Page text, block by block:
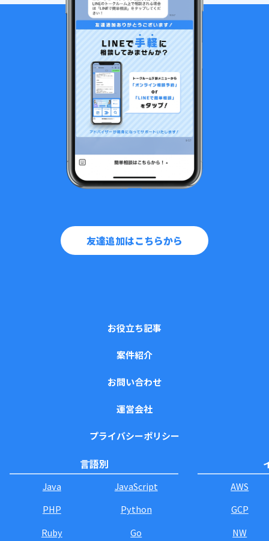
友達追加はこちらから
お役立ち記事
案件紹介
お問い合わせ
運営会社
プライバシーポリシー
言語別
Java
JavaScript
PHP
Python
Ruby
Go
AWS
GCP
NW